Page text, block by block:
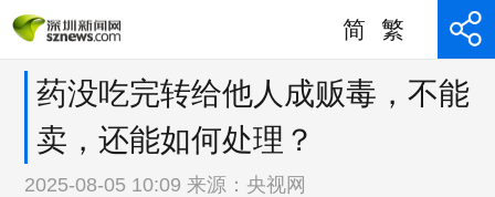
简 繁
药没吃完转给他人成贩毒，不能
卖，还能如何处理？
2025-08-05 10:09 来源： 央视网